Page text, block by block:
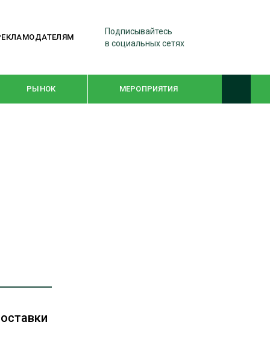
Подписывайтесь
в социальных сетях
РЫНОК МЕРОПРИЯТИЯ
РЫНКИ СБЫТА